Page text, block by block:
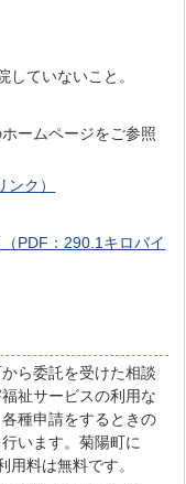
ていないこと。
ームページをご参照
ンク）
PDF：290.1キロバイ
ら委託を受けた相談
祉サービスの利用な
種申請をするときの
います。菊陽町に
料は無料です。